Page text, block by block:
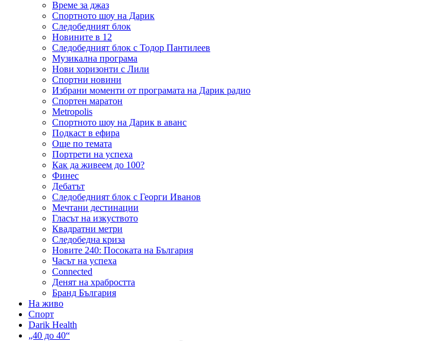
Време за джаз
Спортното шоу на Дарик
Следобедният блок
Новините в 12
Следобедният блок с Тодор Пантилеев
Музикална програма
Нови хоризонти с Лили
Спортни новини
Избрани моменти от програмата на Дарик радио
Спортен маратон
Metropolis
Спортното шоу на Дарик в аванс
Подкаст в ефира
Още по темата
Портрети на успеха
Как да живеем до 100?
Финес
Дебатът
Следобедният блок с Георги Иванов
Мечтани дестинации
Гласът на изкуството
Квадратни метри
Следобедна криза
Новите 240: Посоката на България
Часът на успеха
Connected
Денят на храбростта
Бранд България
На живо
Спорт
Darik Health
„40 до 40“